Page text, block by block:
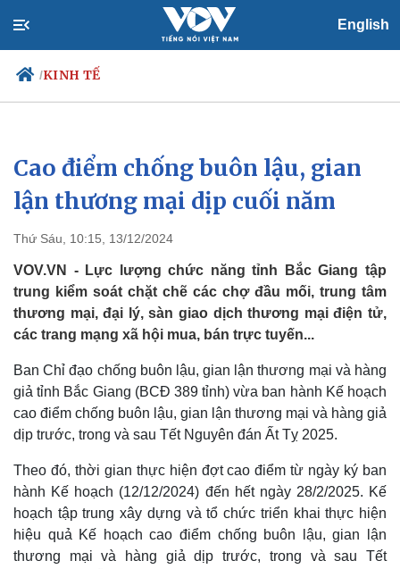
English
/KINH TẾ
Chính trị
Đảng
Tổ chức nhân sự
Nhận diện sự thật
Xã hội
Dự báo thời tiết
Việc làm
Biển đảo
Cao điểm chống buôn lậu, gian
lận thương mại dịp cuối năm
Thứ Sáu, 10:15, 13/12/2024
VOV.VN - Lực lượng chức năng tỉnh Bắc Giang tập
trung kiểm soát chặt chẽ các chợ đầu mối, trung tâm
thương mại, đại lý, sàn giao dịch thương mại điện tử,
các trang mạng xã hội mua, bán trực tuyến...
Ban Chỉ đạo chống buôn lậu, gian lận thương mại và hàng
giả tỉnh Bắc Giang (BCĐ 389 tỉnh) vừa ban hành Kế hoạch
cao điểm chống buôn lậu, gian lận thương mại và hàng giả
dịp trước, trong và sau Tết Nguyên đán Ất Tỵ 2025.
Theo đó, thời gian thực hiện đợt cao điểm từ ngày ký ban
hành Kế hoạch (12/12/2024) đến hết ngày 28/2/2025. Kế
hoạch tập trung xây dựng và tổ chức triển khai thực hiện
hiệu quả Kế hoạch cao điểm chống buôn lậu, gian lận
thương mại và hàng giả dịp trước, trong và sau Tết